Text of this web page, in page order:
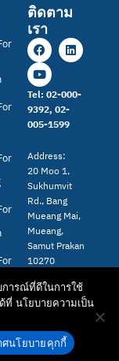
ติดตาม
เรา
F
a
c
e
b
o
o
k
L
i
n
e
d
Y
o
u
t
u
b
e
Tel: 02-000-
9392, 02-
005-1599
Address:
20 Moo 1,
Sukhumvit
Rd., Bang
Mueang Mai,
Mueang,
Samut Prakan
10270
reserved.
ารณ์ที่ดีในการใช้
ที่ นโยบายความเป็น
ศนโยบายคุกกี้